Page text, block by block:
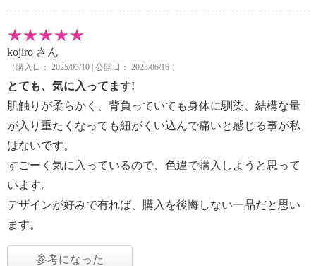
kojiro さん
（購入日： 2025/03/10 | 公開日： 2025/06/16 ）
とても、気に入ってます!
肌触りが柔らかく、背負っていても身体に馴染、結構な量
が入り重たくなっても紐がくい込んで痛いと感じる事が私
はないです。
すごーく気に入っているので、色違で購入しようと思って
います。
デザインが好みで有れば、購入を後悔しない一品だと思い
ます。
参考になった